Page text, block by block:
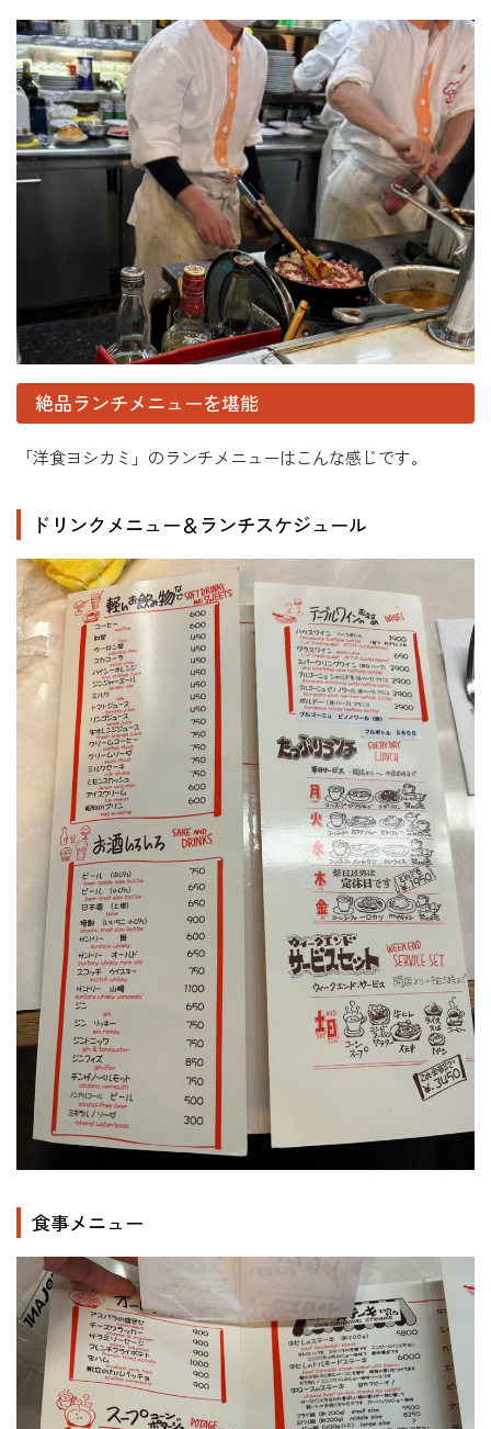
絶品ランチメニューを堪能
「洋食ヨシカミ」のランチメニューはこんな感じです。
ドリンクメニュー＆ランチスケジュール
食事メニュー